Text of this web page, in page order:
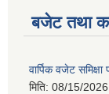
बजेट तथा
वार्पिक वजेट
मिति: 08/15/